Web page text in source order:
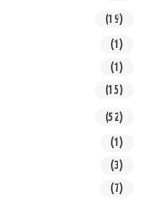
(19)
(1)
(1)
(15)
(52)
(1)
(3)
(7)